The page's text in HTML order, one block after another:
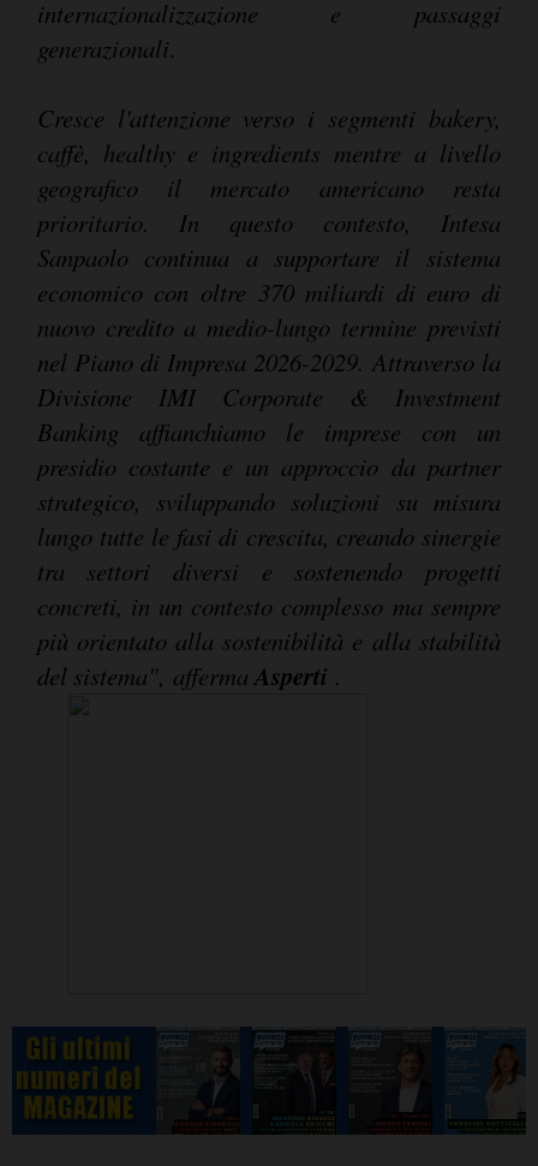
internazionalizzazione e passaggi
generazionali.
Cresce l'attenzione verso i segmenti bakery,
caffè, healthy e ingredients mentre a livello
geografico il mercato americano resta
prioritario. In questo contesto, Intesa
Sanpaolo continua a supportare il sistema
economico con oltre 370 miliardi di euro di
nuovo credito a medio-lungo termine previsti
nel Piano di Impresa 2026-2029. Attraverso la
Divisione IMI Corporate & Investment
Banking affianchiamo le imprese con un
presidio costante e un approccio da partner
strategico, sviluppando soluzioni su misura
lungo tutte le fasi di crescita, creando sinergie
tra settori diversi e sostenendo progetti
concreti, in un contesto complesso ma sempre
più orientato alla sostenibilità e alla stabilità
del sistema", affermaAsperti .